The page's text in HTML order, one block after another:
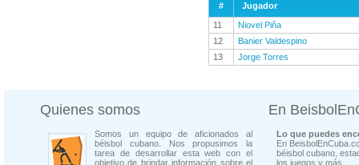
#
Jugador
11
Niovel Piña
12
Banier Valdespino
13
Jorge Torres
Quienes somos
Somos un equipo de aficionados al
béisbol cubano. Nos propusimos la
tarea de desarrollar esta web con el
objetivo de brindar información sobre el
En
Lo que puedes
En
béisbol cubano,
los juegos y más...